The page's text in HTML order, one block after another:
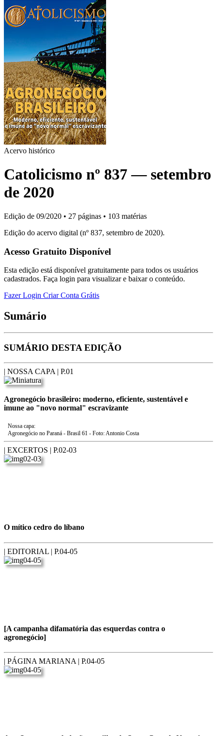
Acervo histórico
Catolicismo nº 837 — setembro
de 2020
Edição de 09/2020 • 27 páginas • 103 matérias
Edição do acervo digital (nº 837, setembro de 2020).
Acesso Gratuito Disponível
Esta edição está disponível gratuitamente para todos os usuários
cadastrados. Faça login para visualizar e baixar o conteúdo.
Fazer Login Criar Conta Grátis
Sumário
SUMÁRIO DESTA EDIÇÃO
| NOSSA CAPA | P.01
Agronegócio brasileiro: moderno, eficiente, sustentável e
imune ao "novo normal" escravizante
Nossa capa:
Agronegócio no Paraná - Brasil 61 - Foto: Antonio Costa
| EXCERTOS | P.02-03
O mítico cedro do líbano
| EDITORIAL | P.04-05
[A campanha difamatória das esquerdas contra o
agronegócio]
| PÁGINA MARIANA | P.04-05